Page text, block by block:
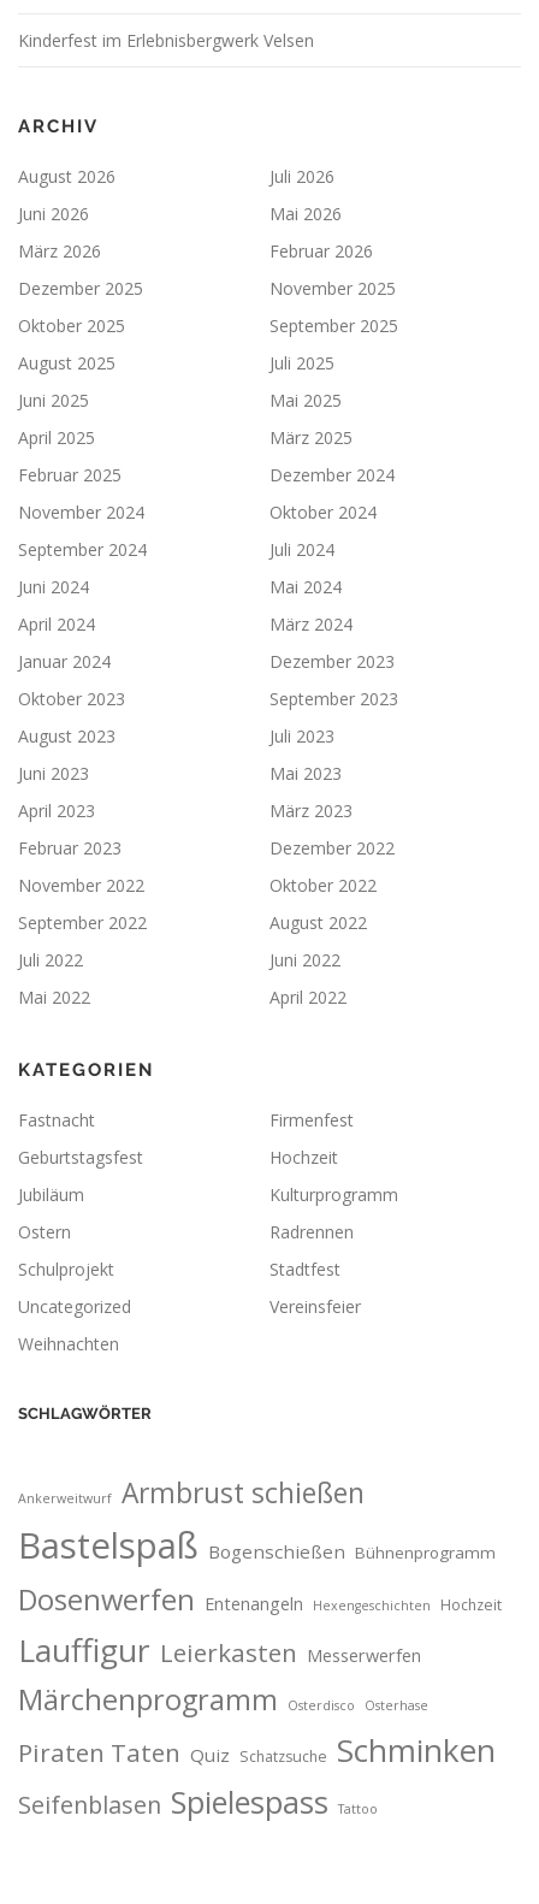
Kinderfest im Erlebnisbergwerk Velsen
ARCHIV
August 2026
Juli 2026
Juni 2026
Mai 2026
März 2026
Februar 2026
Dezember 2025
November 2025
Oktober 2025
September 2025
August 2025
Juli 2025
Juni 2025
Mai 2025
April 2025
März 2025
Februar 2025
Dezember 2024
November 2024
Oktober 2024
September 2024
Juli 2024
Juni 2024
Mai 2024
April 2024
März 2024
Januar 2024
Dezember 2023
Oktober 2023
September 2023
August 2023
Juli 2023
Juni 2023
Mai 2023
April 2023
März 2023
Februar 2023
Dezember 2022
November 2022
Oktober 2022
September 2022
August 2022
Juli 2022
Juni 2022
Mai 2022
April 2022
KATEGORIEN
Fastnacht
Firmenfest
Geburtstagsfest
Hochzeit
Jubiläum
Kulturprogramm
Ostern
Radrennen
Schulprojekt
Stadtfest
Uncategorized
Vereinsfeier
Weihnachten
SCHLAGWÖRTER
Ankerweitwurf Armbrust schießen
Bastelspaß Bogenschießen Bühnenprogramm
Dosenwerfen Entenangeln Hexengeschichten Hochzeit
Lauffigur Leierkasten Messerwerfen
Märchenprogramm Osterdisco Osterhase
Piraten Taten Quiz Schatzsuche Schminken
Seifenblasen Spielespass Tattoo